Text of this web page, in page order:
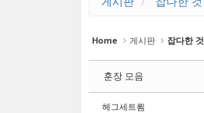
Home 게시판 잡다한 것
훈장 모음
헤그세트룀